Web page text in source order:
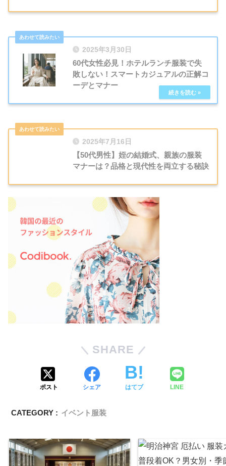
2025年3月30日
60代女性必見！ホテルランチ服装で失
敗しない！スマートカジュアルの正解コ
ーデとマナー
2025年7月16日
【50代男性】姪の結婚式、親族の服装
マナーは？品格と現代性を両立する秘訣
SHARE
ポスト シェア はてブ LINE
CATEGORY : イベント服装